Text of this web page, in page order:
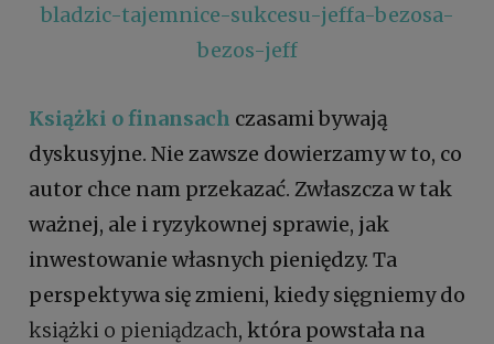
bladzic-tajemnice-sukcesu-jeffa-bezosa-
bezos-jeff
Książki o finansach czasami bywają
dyskusyjne. Nie zawsze dowierzamy w to, co
autor chce nam przekazać. Zwłaszcza w tak
ważnej, ale i ryzykownej sprawie, jak
inwestowanie własnych pieniędzy. Ta
perspektywa się zmieni, kiedy sięgniemy do
książki o pieniądzach, która powstała na